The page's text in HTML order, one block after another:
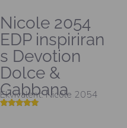
Nicole 2054
EDP inspiriran
s Devotion
Dolce &
Gabbana
Ekvivalent: Nicole 2054